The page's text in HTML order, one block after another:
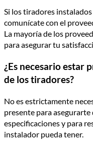
Si los tiradores
comunícate con el
La mayoría de los
para asegurar tu
¿Es necesario estar
de los tiradores?
No es estrictamente
presente para asegurarte
especificaciones y para
instalador pueda tener.